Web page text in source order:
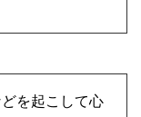
を起こして心